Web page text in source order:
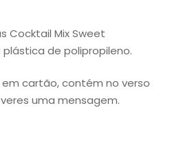
Cocktail Mix Sweet
de polipropileno.
cartão, contém no verso
uma mensagem.